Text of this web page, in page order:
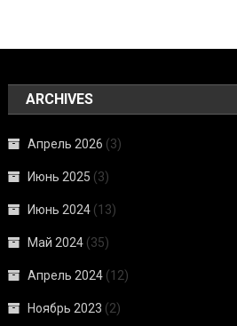
ARCHIVES
Апрель 2026 (3)
Июнь 2025 (3)
Июнь 2024 (13)
Май 2024 (35)
Апрель 2024 (12)
Ноябрь 2023 (2)